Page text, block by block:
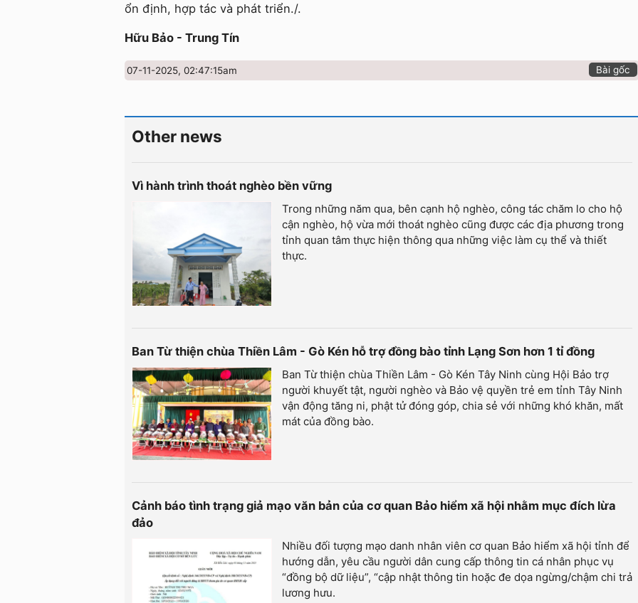
ổn định, hợp tác và phát triển./.
Hữu Bảo - Trung Tín
07-11-2025, 02:47:15am Bài gốc
Other news
Vì hành trình thoát nghèo bền vững
Trong những năm qua, bên cạnh hộ nghèo, công tác chăm lo cho hộ
cận nghèo, hộ vừa mới thoát nghèo cũng được các địa phương trong
tỉnh quan tâm thực hiện thông qua những việc làm cụ thể và thiết
thực.
Ban Từ thiện chùa Thiền Lâm - Gò Kén hỗ trợ đồng bào tỉnh Lạng Sơn hơn 1 tỉ đồng
Ban Từ thiện chùa Thiền Lâm - Gò Kén Tây Ninh cùng Hội Bảo trợ
người khuyết tật, người nghèo và Bảo vệ quyền trẻ em tỉnh Tây Ninh
vận động tăng ni, phật tử đóng góp, chia sẻ với những khó khăn, mất
mát của đồng bào.
Cảnh báo tình trạng giả mạo văn bản của cơ quan Bảo hiểm xã hội nhằm mục đích lừa
đảo
Nhiều đối tượng mạo danh nhân viên cơ quan Bảo hiểm xã hội tỉnh để
hướng dẫn, yêu cầu người dân cung cấp thông tin cá nhân phục vụ
“đồng bộ dữ liệu”, “cập nhật thông tin hoặc đe dọa ngừng/chậm chi trả
lương hưu.